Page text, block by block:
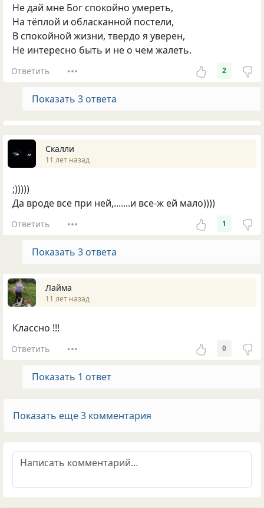
Не дай мне Бог спокойно умереть,
На тёплой и обласканной постели,
В спокойной жизни, твердо я уверен,
Не интересно быть и не о чем жалеть.
Ответить 2
Показать 3 ответа
Скалли
11 лет назад
;)))))
Да вроде все при ней,.......и все-ж ей мало))))
Ответить 1
Показать 3 ответа
Лайма
11 лет назад
Классно !!!
Ответить 0
Показать 1 ответ
Показать еще 3 комментария